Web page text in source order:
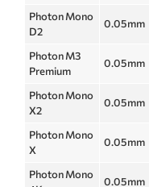
Photon Mono
D2
0.05mm
Photon M3
Premium
0.05mm
Photon Mono
X2
0.05mm
Photon Mono
X
0.05mm
Photon Mono
0.05mm